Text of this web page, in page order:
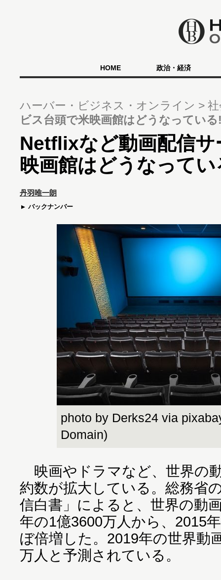
HOME 政治・経済
ハーバー・ビジネス・オンライン
ビス台頭で米映画館はどうなってい
Netflixなど動画配信サ
映画館はどうなって
丹羽唯一朗
バックナンバー
photo by Derks24 via
Domain)
映画やドラマなど、世界の
約数が拡大している。総務省
信白書」によると、世界の動
年の1億3600万人から、2015
ぼ倍増した。2019年の世界動
万人と予測されている。